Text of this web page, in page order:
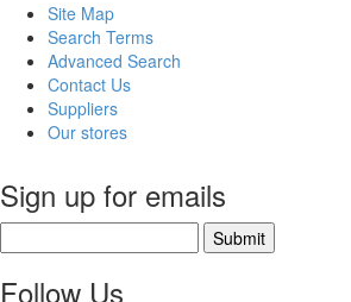
Site Map
Search Terms
Advanced Search
Contact Us
Suppliers
Our stores
Sign up for emails
Submit
Follow Us